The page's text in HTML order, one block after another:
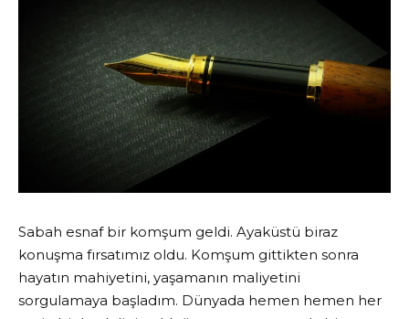
Sabah esnaf bir komşum geldi. Ayaküstü biraz
konuşma fırsatımız oldu. Komşum gittikten sonra
hayatın mahiyetini, yaşamanın maliyetini
sorgulamaya başladım. Dünyada hemen hemen her